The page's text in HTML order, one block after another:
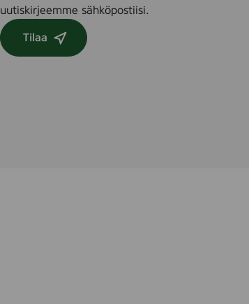
uutiskirjeemme sähköpostiisi.
Tilaa